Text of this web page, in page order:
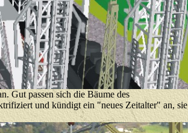
Gut passen sich die Bäume des
und kündigt ein "neues Zeitalter" an, sie